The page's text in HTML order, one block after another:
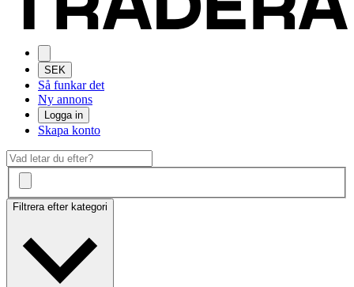
SEK
Så funkar det
Ny annons
Logga in
Skapa konto
Filtrera efter kategori